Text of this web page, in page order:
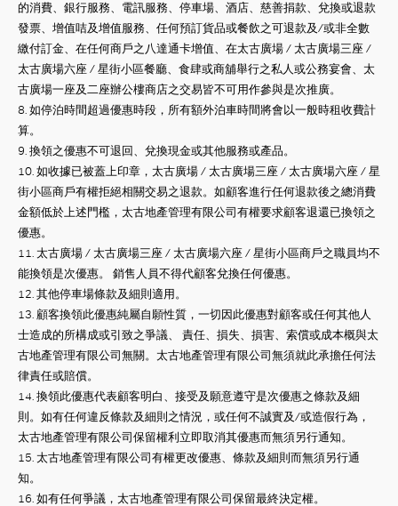
的消費、銀行服務、電訊服務、停車場、酒店、慈善捐款、兌換或退款
發票、增值咭及增值服務、任何預訂貨品或餐飲之可退款及/或非全數
繳付訂金、在任何商戶之八達通卡增值、在太古廣場 / 太古廣場三座 /
太古廣場六座 / 星街小區餐廳、食肆或商舖舉行之私人或公務宴會、太
古廣場一座及二座辦公樓商店之交易皆不可用作參與是次推廣。
8. 如停泊時間超過優惠時段，所有額外泊車時間將會以一般時租收費計
算。
9. 換領之優惠不可退回、兌換現金或其他服務或產品。
10. 如收據已被蓋上印章，太古廣場 / 太古廣場三座 / 太古廣場六座 / 星
街小區商戶有權拒絕相關交易之退款。如顧客進行任何退款後之總消費
金額低於上述門檻，太古地產管理有限公司有權要求顧客退還已換領之
優惠。
11. 太古廣場 / 太古廣場三座 / 太古廣場六座 / 星街小區商戶之職員均不
能換領是次優惠。 銷售人員不得代顧客兌換任何優惠。
12. 其他停車場條款及細則適用。
13. 顧客換領此優惠純屬自願性質，一切因此優惠對顧客或任何其他人
士造成的所構成或引致之爭議、 責任、損失、損害、索償或成本概與太
古地產管理有限公司無關。太古地產管理有限公司無須就此承擔任何法
律責任或賠償。
14. 換領此優惠代表顧客明白、接受及願意遵守是次優惠之條款及細
則。如有任何違反條款及細則之情況，或任何不誠實及/或造假行為，
太古地產管理有限公司保留權利立即取消其優惠而無須另行通知。
15. 太古地產管理有限公司有權更改優惠、條款及細則而無須另行通
知。
16. 如有任何爭議，太古地產管理有限公司保留最終決定權。